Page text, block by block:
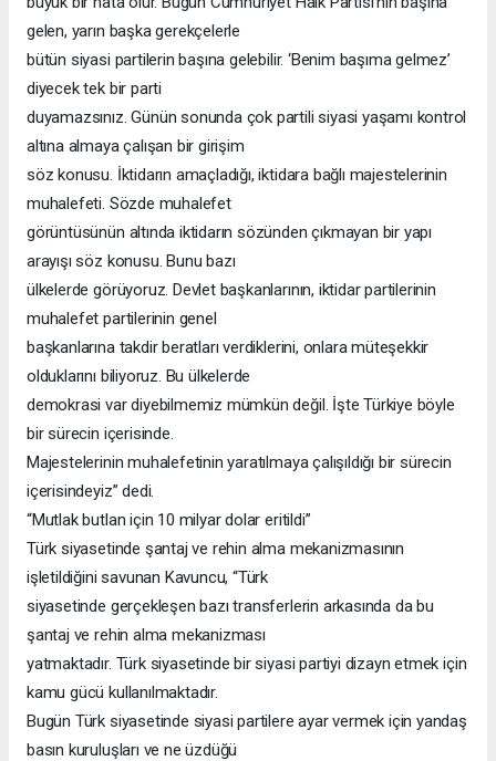
gelen, yarın başka gerekçelerle
bütün siyasi partilerin başına gelebilir. ‘Benim başıma gelmez’
diyecek tek bir parti
duyamazsınız. Günün sonunda çok partili siyasi yaşamı kontrol
altına almaya çalışan bir girişim
söz konusu. İktidarın amaçladığı, iktidara bağlı majestelerinin
muhalefeti. Sözde muhalefet
görüntüsünün altında iktidarın sözünden çıkmayan bir yapı
arayışı söz konusu. Bunu bazı
ülkelerde görüyoruz. Devlet başkanlarının, iktidar partilerinin
muhalefet partilerinin genel
başkanlarına takdir beratları verdiklerini, onlara müteşekkir
olduklarını biliyoruz. Bu ülkelerde
demokrasi var diyebilmemiz mümkün değil. İşte Türkiye böyle
bir sürecin içerisinde.
Majestelerinin muhalefetinin yaratılmaya çalışıldığı bir sürecin
içerisindeyiz” dedi.
“Mutlak butlan için 10 milyar dolar eritildi”
Türk siyasetinde şantaj ve rehin alma mekanizmasının
işletildiğini savunan Kavuncu, “Türk
siyasetinde gerçekleşen bazı transferlerin arkasında da bu
şantaj ve rehin alma mekanizması
yatmaktadır. Türk siyasetinde bir siyasi partiyi dizayn etmek için
kamu gücü kullanılmaktadır.
Bugün Türk siyasetinde siyasi partilere ayar vermek için yandaş
basın kuruluşları ve ne üzdüğü